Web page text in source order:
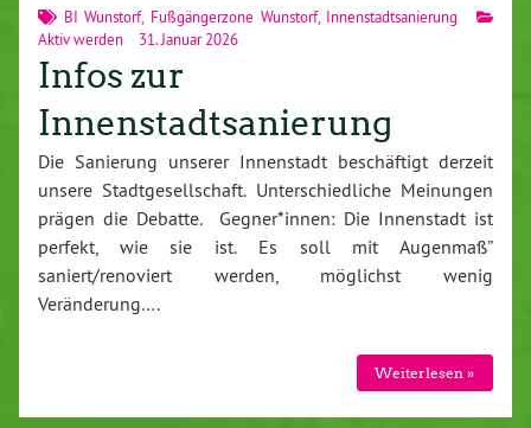
BI Wunstorf, Fußgängerzone Wunstorf, Innenstadtsanierung
Aktiv werden
31. Januar 2026
Infos zur
Innenstadtsanierung
Die Sanierung unserer Innenstadt beschäftigt derzeit
unsere Stadtgesellschaft. Unterschiedliche Meinungen
prägen die Debatte. Gegner*innen: Die Innenstadt ist
perfekt, wie sie ist. Es soll mit Augenmaß”
saniert/renoviert werden, möglichst wenig
Veränderung….
Weiterlesen »